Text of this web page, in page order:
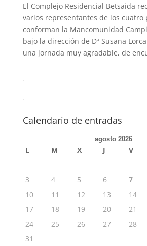
El Complejo Residencial Betsaida
varios representantes de los cuatro
conforman la Mancomunidad
bajo la dirección de Dª Susana
una jornada muy agradable, de
Calendario de entradas
agosto 2026
L M X J V
3
4 5 6 7
10
11 12 13 14
17
18 19 20 21
24
25 26 27 28
31